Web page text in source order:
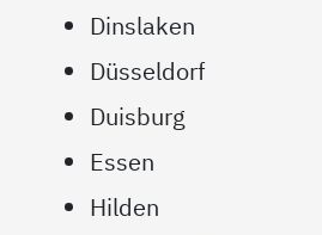
Dinslaken
Düsseldorf
Duisburg
Essen
Hilden